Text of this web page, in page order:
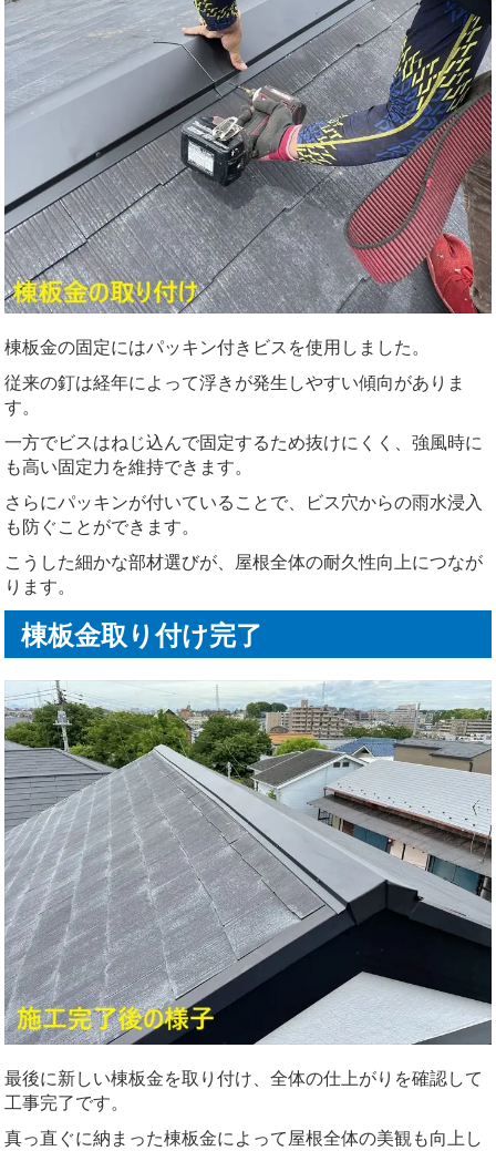
棟板金の固定にはパッキン付きビスを使用しました。
従来の釘は経年によって浮きが発生しやすい傾向がありま
す。
一方でビスはねじ込んで固定するため抜けにくく、強風時に
も高い固定力を維持できます。
さらにパッキンが付いていることで、ビス穴からの雨水浸入
も防ぐことができます。
こうした細かな部材選びが、屋根全体の耐久性向上につなが
ります。
棟板金取り付け完了
最後に新しい棟板金を取り付け、全体の仕上がりを確認して
工事完了です。
真っ直ぐに納まった棟板金によって屋根全体の美観も向上し